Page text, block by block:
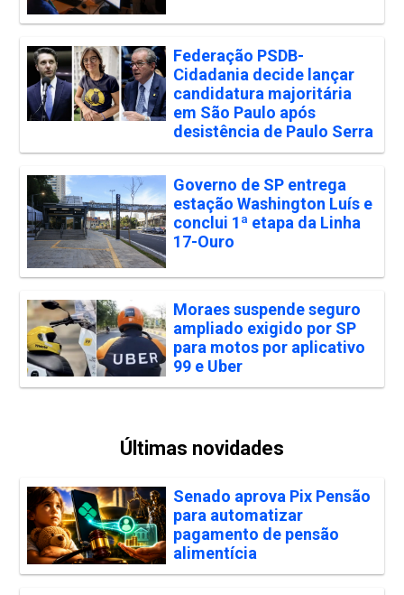
Federação PSDB-
Cidadania decide lançar
candidatura majoritária
em São Paulo após
desistência de Paulo Serra
Governo de SP entrega
estação Washington Luís e
conclui 1ª etapa da Linha
17-Ouro
Moraes suspende seguro
ampliado exigido por SP
para motos por aplicativo
99 e Uber
Últimas novidades
Senado aprova Pix Pensão
para automatizar
pagamento de pensão
alimentícia